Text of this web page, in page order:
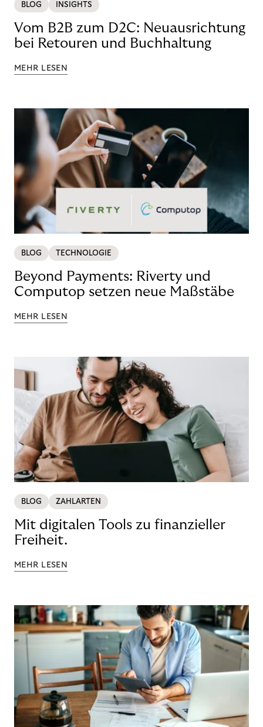
BLOG INSIGHTS
Vom B2B zum D2C: Neuausrichtung
bei Retouren und Buchhaltung
MEHR LESEN
BLOG TECHNOLOGIE
Beyond Payments: Riverty und
Computop setzen neue Maßstäbe
MEHR LESEN
BLOG ZAHLARTEN
Mit digitalen Tools zu finanzieller
Freiheit.
MEHR LESEN